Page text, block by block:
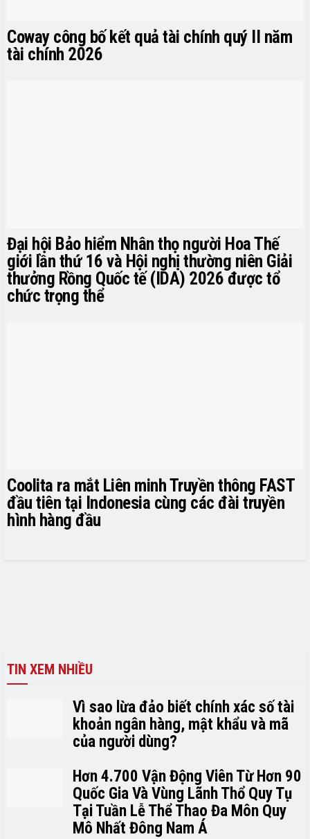
Coway công bố kết quả tài chính quý II năm
tài chính 2026
Đại hội Bảo hiểm Nhân thọ người Hoa Thế
giới lần thứ 16 và Hội nghị thường niên Giải
thưởng Rồng Quốc tế (IDA) 2026 được tổ
chức trọng thể
Coolita ra mắt Liên minh Truyền thông FAST
đầu tiên tại Indonesia cùng các đài truyền
hình hàng đầu
TIN XEM NHIỀU
Vì sao lừa đảo biết chính xác số tài
khoản ngân hàng, mật khẩu và mã
của người dùng?
Hơn 4.700 Vận Động Viên Từ Hơn 90
Quốc Gia Và Vùng Lãnh Thổ Quy Tụ
Tại Tuần Lễ Thể Thao Đa Môn Quy
Mô Nhất Đông Nam Á